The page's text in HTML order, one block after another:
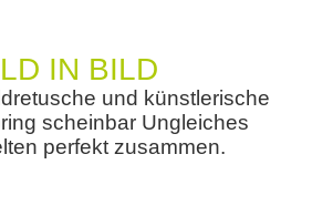
IN BILD
und künstlerische
scheinbar Ungleiches
perfekt zusammen.